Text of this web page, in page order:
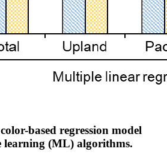
based regression model
learning (ML) algorithms.